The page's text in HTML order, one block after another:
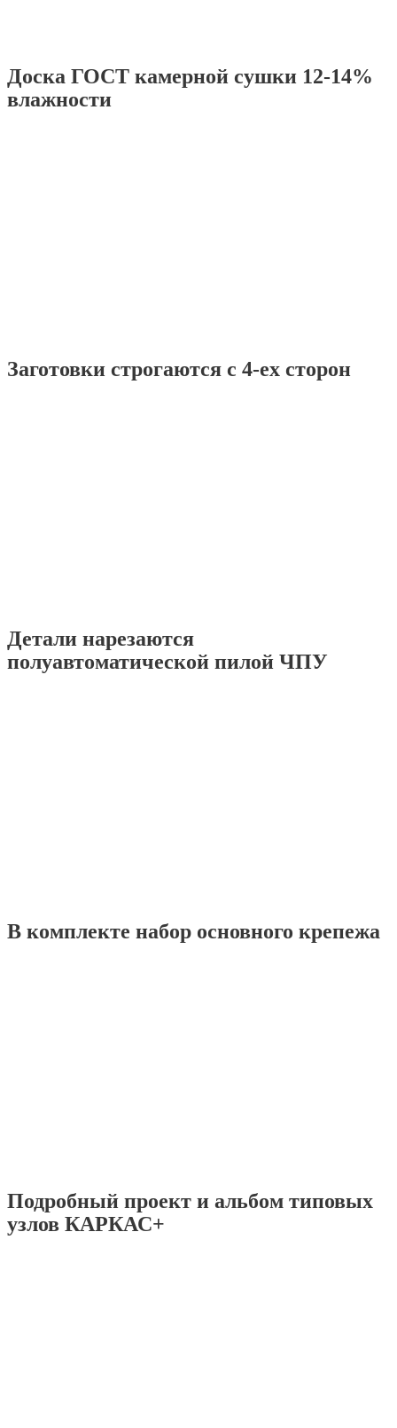
Доска ГОСТ камерной сушки 12-14%
влажности
Заготовки строгаются с 4-ех сторон
Детали нарезаются
полуавтоматической пилой ЧПУ
В комплекте набор основного крепежа
Подробный проект и альбом типовых
узлов КАРКАС+